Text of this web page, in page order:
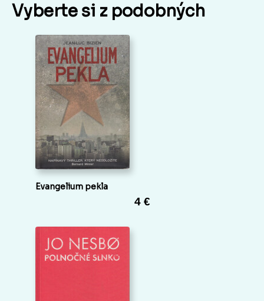
Vyberte si z podobných
Evangelium pekla
4 €